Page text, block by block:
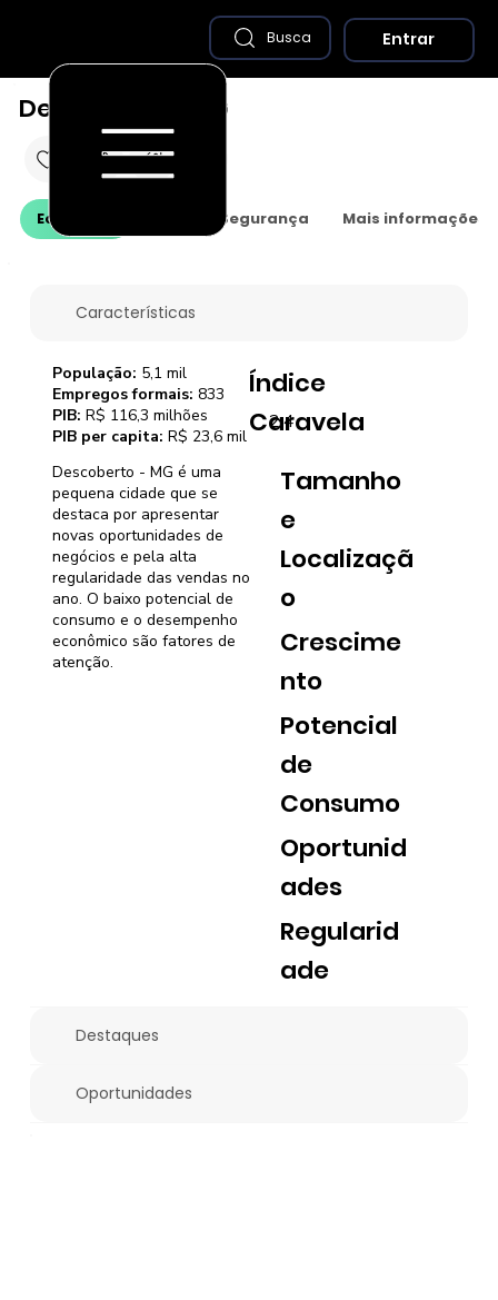
Características
Descoberto - MG é uma
pequena cidade que se
destaca por apresentar
novas oportunidades de
negócios e pela alta
regularidade das vendas no
ano. O baixo potencial de
consumo e o desempenho
econômico são fatores de
atenção.
Índice
Caravela
2,4
Tamanho
e
Localizaçã
o
Crescime
nto
Potencial
de
Consumo
Oportunid
ades
Regularid
ade
População: 5,1 mil
Empregos formais: 833
PIB: R$ 116,3 milhões
PIB per capita: R$ 23,6 mil
Destaques
Oportunidades
Economia Saúde e Segurança Mais informações
Descoberto - MG
Busca Entrar